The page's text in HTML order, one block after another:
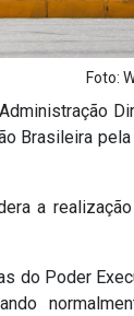
Foto:
Brasileira
a
do Poder